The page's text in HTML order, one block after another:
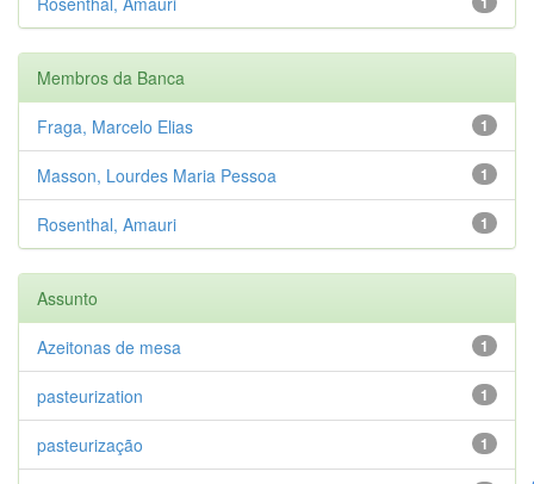
Membros da Banca
1
Fraga, Marcelo Elias
1
Masson, Lourdes Maria Pessoa
1
Rosenthal, Amauri
Assunto
1
Azeitonas de mesa
1
pasteurization
1
pasteurização